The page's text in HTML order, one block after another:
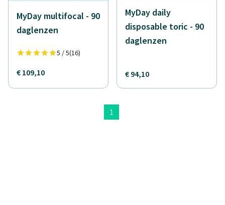
MyDay multifocal - 90
daglenzen
5 / 5(16)
€ 109,10
MyDay daily
disposable toric - 90
daglenzen
€ 94,10
1